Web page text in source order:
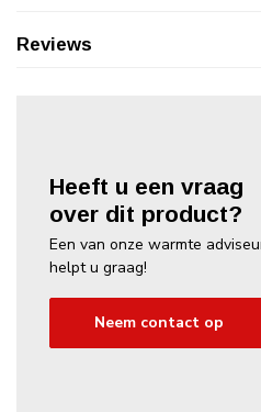
Reviews
Heeft u een vraag
over dit product?
Een van onze warmte
helpt u graag!
Neem contact op